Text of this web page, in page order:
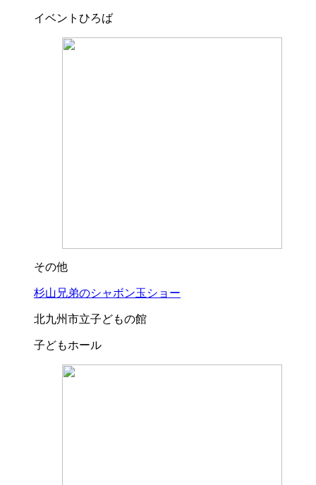
イベントひろば
その他
杉山兄弟のシャボン玉ショー
北九州市立子どもの館
子どもホール